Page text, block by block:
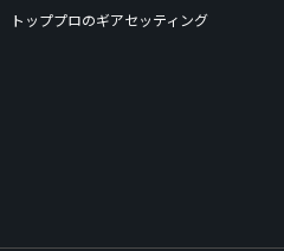
トッププロのギアセッティング